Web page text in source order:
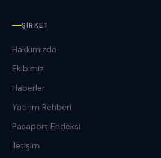
ŞIRKET
Hakkımızda
Ekibimiz
Haberler
Yatırım Rehberi
Pasaport Endeksi
İletişim